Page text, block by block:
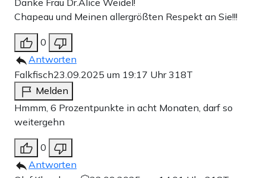
Danke Frau Dr.Alice Weidel!
Chapeau und Meinen allergrößten Respekt an Sie!!!
0
Antworten
Falkfisch23.09.2025 um 19:17 Uhr318T
Melden
Hmmm, 6 Prozentpunkte in acht Monaten, darf so
weitergehn
0
Antworten